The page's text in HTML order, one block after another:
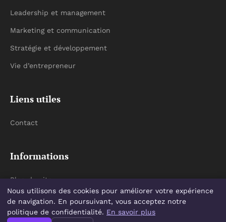
Leadership et management
Marketing et communication
Stratégie et développement
Vie d’entrepreneur
Liens utiles
Contact
Informations
Plan du site
Nous utilisons des cookies pour améliorer votre expérience
de navigation. En poursuivant, vous acceptez notre
politique de confidentialité. En savoir plus